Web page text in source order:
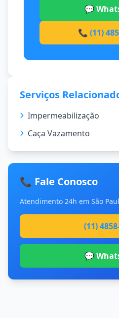
💬
📞 (11)
Serviços
Impermeabilização
Caça Vazamento
📞 Fale Conosco
Atendimento 24h em São
(11)
💬